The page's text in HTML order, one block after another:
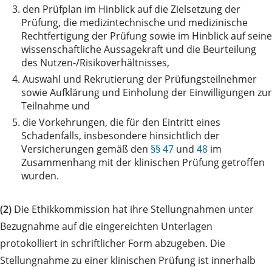
3. den Prüfplan im Hinblick auf die Zielsetzung der
Prüfung, die medizintechnische und medizinische
Rechtfertigung der Prüfung sowie im Hinblick auf seine
wissenschaftliche Aussagekraft und die Beurteilung
des Nutzen-/Risikoverhältnisses,
4. Auswahl und Rekrutierung der Prüfungsteilnehmer
sowie Aufklärung und Einholung der Einwilligungen zur
Teilnahme und
5. die Vorkehrungen, die für den Eintritt eines
Schadenfalls, insbesondere hinsichtlich der
Versicherungen gemäß den §§ 47 und 48 im
Zusammenhang mit der klinischen Prüfung getroffen
wurden.
(2) Die Ethikkommission hat ihre Stellungnahmen unter
Bezugnahme auf die eingereichten Unterlagen
protokolliert in schriftlicher Form abzugeben. Die
Stellungnahme zu einer klinischen Prüfung ist innerhalb